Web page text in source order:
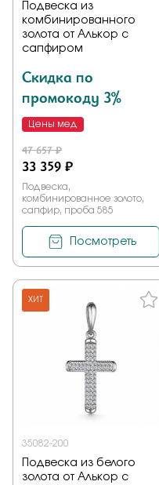
Подвеска из
комбинированного
золота от Алькор с
сапфиром
Скидка по
промокоду 3%
Цены мед
47 657 ₽
33 359 ₽
Подвеска,
комбинированное золото,
сапфир, проба 585
Посмотреть
ХИТ
35082-200
Подвеска из белого
золота от Алькор с